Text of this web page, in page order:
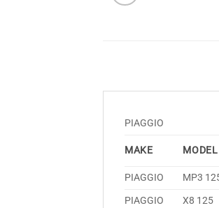
PIAGGIO
MAKE MODEL
PIAGGIO MP3
PIAGGIO
X8 125